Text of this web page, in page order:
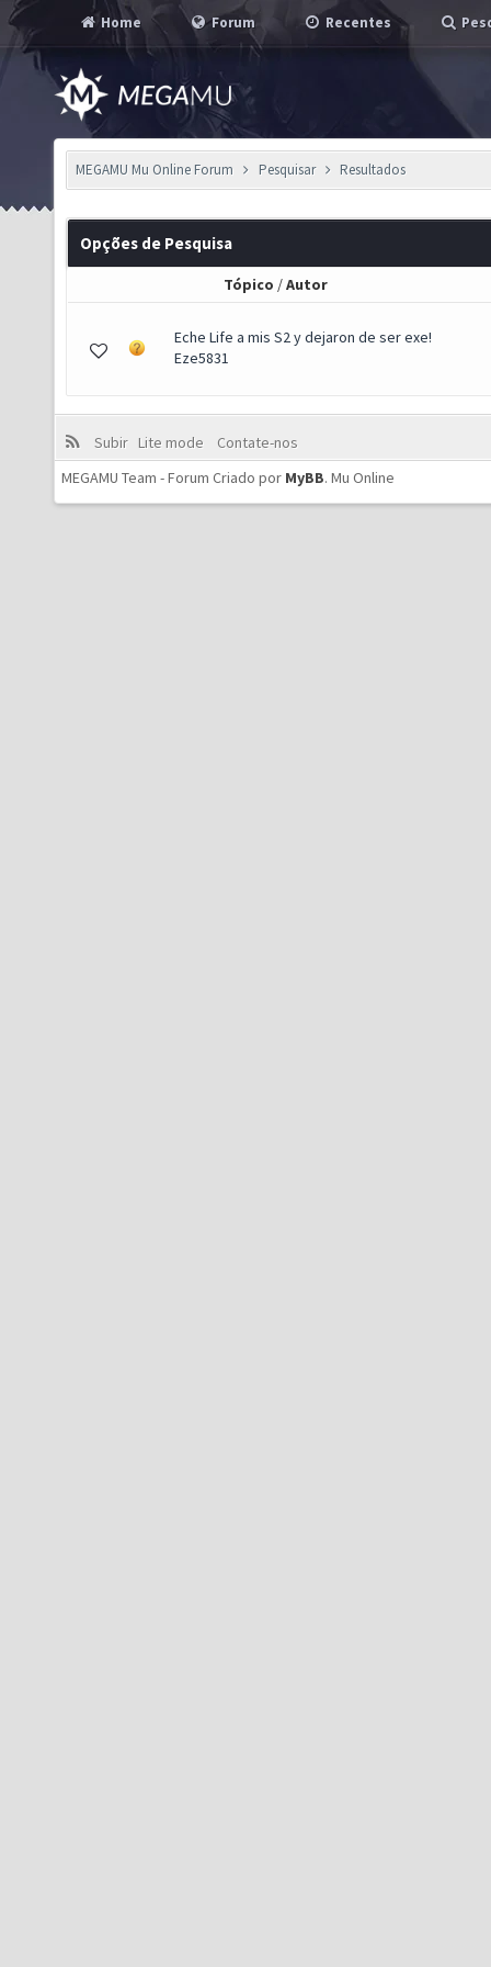
Home Forum Recentes
MEGAMU Mu Online Forum Pesquisar Resultados
Opções de Pesquisa
Tópico /Autor
Eche Life a mis S2 y dejaron de ser exe!
Eze5831
Subir Lite mode
Contate-nos
MEGAMU Team - Forum Criado por MyBB. Mu Online